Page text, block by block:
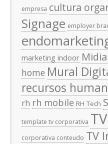
empresa cultura
Signage employer
marketing indoor
home Mural
recursos
rh rh mobile RH Tech
template tv corporativa
corporativa conteudo TV